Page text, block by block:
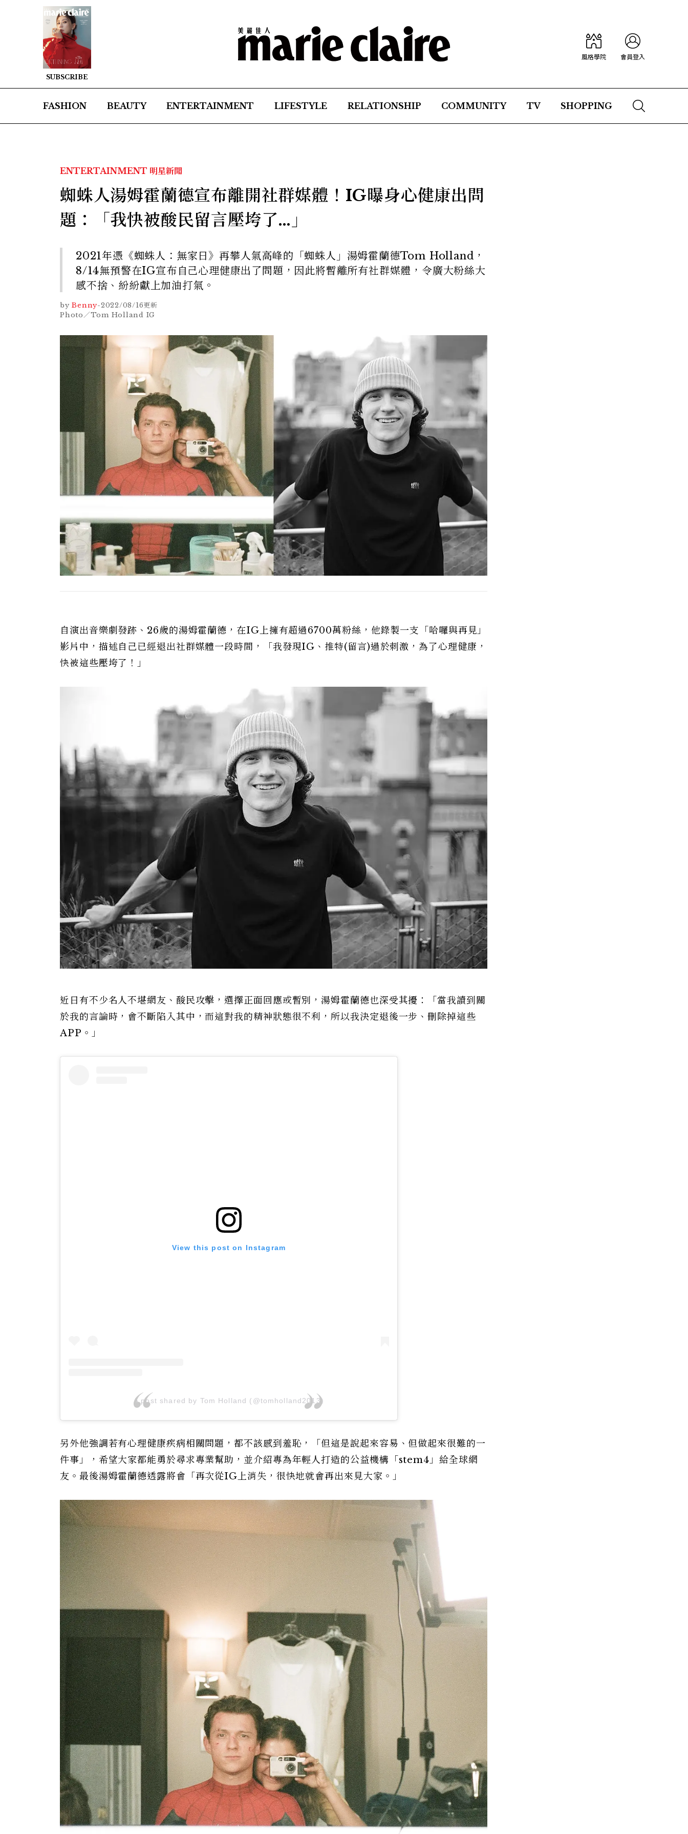
SUBSCRIBE
風格學院 會員登入
FASHION BEAUTY ENTERTAINMENT LIFESTYLE RELATIONSHIP COMMUNITY TV SHOPPING
ENTERTAINMENT 明星新聞
蜘蛛人湯姆霍蘭德宣布離開社群媒體！IG曝身心健康出問
題：「我快被酸民留言壓垮了…」
2021年憑《蜘蛛人：無家日》再攀人氣高峰的「蜘蛛人」湯姆霍蘭德Tom Holland，
8/14無預警在IG宣布自己心理健康出了問題，因此將暫離所有社群媒體，令廣大粉絲大
感不捨、紛紛獻上加油打氣。
by Benny-2022/08/16更新
Photo／Tom Holland IG
自演出音樂劇發跡、26歲的湯姆霍蘭德，在IG上擁有超過6700萬粉絲，他錄製一支「哈囉與再見」
影片中，描述自己已經退出社群媒體一段時間，「我發現IG、推特(留言)過於刺激，為了心理健康，
快被這些壓垮了！」
近日有不少名人不堪網友、酸民攻擊，選擇正面回應或暫別，湯姆霍蘭德也深受其擾：「當我讀到關
於我的言論時，會不斷陷入其中，而這對我的精神狀態很不利，所以我決定退後一步、刪除掉這些
APP。」
View this post on Instagram
A post shared by Tom Holland (@tomholland2013)
另外他強調若有心理健康疾病相關問題，都不該感到羞恥，「但這是說起來容易、但做起來很難的一
件事」，希望大家都能勇於尋求專業幫助，並介紹專為年輕人打造的公益機構「stem4」給全球網
友。最後湯姆霍蘭德透露將會「再次從IG上消失，很快地就會再出來見大家。」